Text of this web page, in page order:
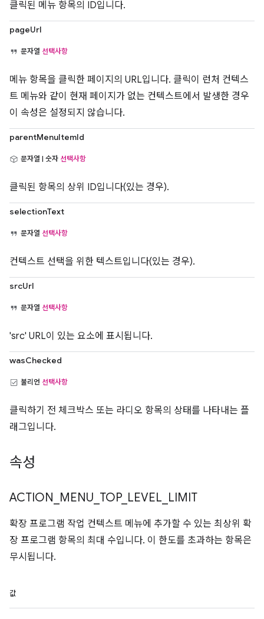
클릭된 메뉴 항목의 ID입니다.
pageUrl
문자열 선택사항
메뉴 항목을 클릭한 페이지의 URL입니다. 클릭이 런처 컨텍스
트 메뉴와 같이 현재 페이지가 없는 컨텍스트에서 발생한 경우
이 속성은 설정되지 않습니다.
parentMenuItemId
문자열 | 숫자 선택사항
클릭된 항목의 상위 ID입니다(있는 경우).
selectionText
문자열 선택사항
컨텍스트 선택을 위한 텍스트입니다(있는 경우).
srcUrl
문자열 선택사항
'src' URL이 있는 요소에 표시됩니다.
wasChecked
불리언 선택사항
클릭하기 전 체크박스 또는 라디오 항목의 상태를 나타내는 플
래그입니다.
속성
ACTION MENU TOP_ LEVEL LIMIT
확장 프로그램 작업 컨텍스트 메뉴에 추가할 수 있는 최상위 확
장 프로그램 항목의 최대 수입니다. 이 한도를 초과하는 항목은
무시됩니다.
값